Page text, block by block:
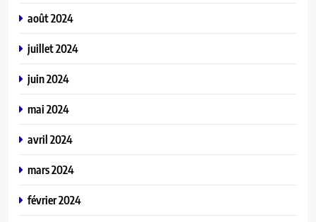
août 2024
juillet 2024
juin 2024
mai 2024
avril 2024
mars 2024
février 2024